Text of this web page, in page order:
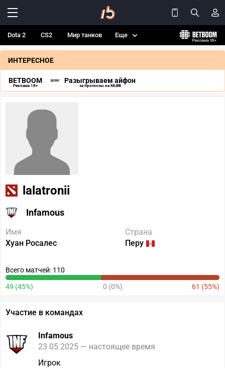
Dota 2 CS2 Мир танков Еще
ИНТЕРЕСНОЕ
BETBOOM
Реклама 18+
Разыгрываем айфон
за прогнозы на MLBB
lalatronii
Infamous
Имя
Хуан Росалес
Страна
Перу
Всего матчей: 110
49 (45%) 0 (0%) 61 (55%)
Участие в командах
Infamous
23.05.2025 — настоящее время
Игрок